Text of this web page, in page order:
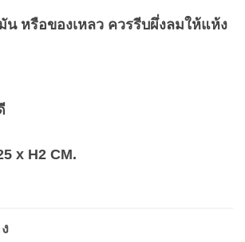
น หรือของเหลว ควรรีบผึ่งลมให้แห้ง
x H2 CM.